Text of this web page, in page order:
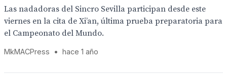
Las nadadoras del Sincro Sevilla participan desde este
viernes en la cita de Xi’an, última prueba preparatoria para
el Campeonato del Mundo.
MkMACPress • hace 1 año